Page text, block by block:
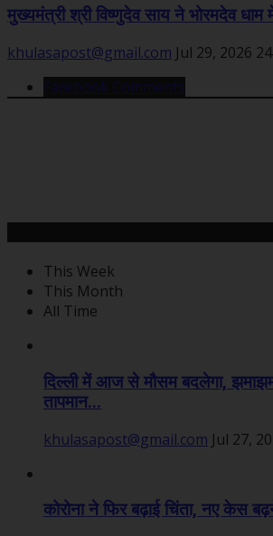
मुख्यमंत्री श्री विष्णुदेव साय ने भोरमदेव धाम
khulasapost@gmail.com Jul 29, 2026 24
Facebook Comments
This Week
This Month
All Time
दिल्ली में आज से मौसम बदलेगा,
तापमान...
khulasapost@gmail.com Jul 27,
कोरोना ने फिर बढ़ाई चिंता, नए केस